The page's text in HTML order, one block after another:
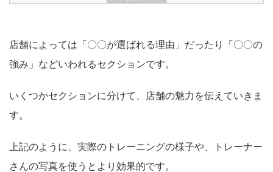
店舗によっては「〇〇が選ばれる理由」だったり「〇〇の
強み」などいわれるセクションです。
いくつかセクションに分けて、店舗の魅力を伝えていきま
す。
上記のように、実際のトレーニングの様子や、トレーナー
さんの写真を使うとより効果的です。